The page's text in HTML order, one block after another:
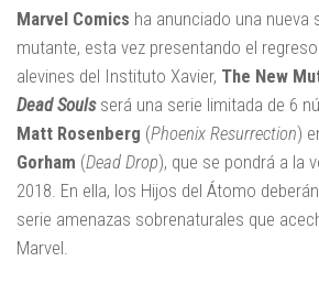
Marvel Comics ha anunciado una nueva
mutante, esta vez presentando el
alevines del Instituto Xavier, The New
Dead Soulsserá una serie limitada de 6
Matt Rosenberg (Phoenix Resurrection)
Gorham (Dead Drop), que se pondrá a la
2018. En ella, los Hijos del Átomo
serie amenazas sobrenaturales que
Marvel.